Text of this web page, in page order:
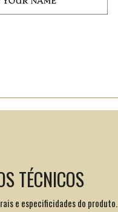
TÉCNICOS
e especificidades do produto.